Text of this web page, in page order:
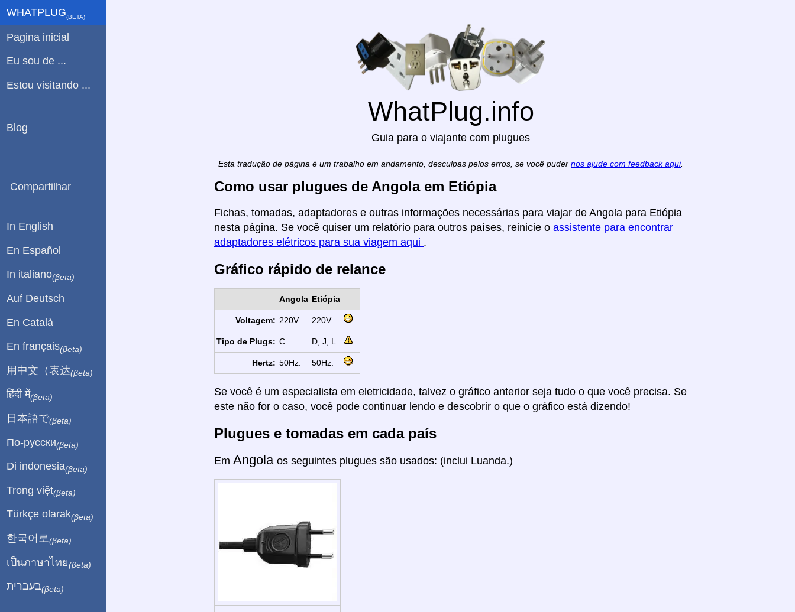
WhatPlug.info
Guia para o viajante com plugues
Esta tradução de página é um trabalho em andamento, desculpas pelos erros, se você puder nos ajude com feedback aqui.
Como usar plugues de Angola em Etiópia
Fichas, tomadas, adaptadores e outras informações necessárias para viajar de Angola para Etiópia
nesta página. Se você quiser um relatório para outros países, reinicie o assistente para encontrar
adaptadores elétricos para sua viagem aqui .
Gráfico rápido de relance
Angola Etiópia
Voltagem: 220V. 220V.
Tipo de Plugs: C. D, J, L.
Hertz: 50Hz. 50Hz.
Se você é um especialista em eletricidade, talvez o gráfico anterior seja tudo o que você precisa. Se
este não for o caso, você pode continuar lendo e descobrir o que o gráfico está dizendo!
Plugues e tomadas em cada país
Em Angola os seguintes plugues são usados: (inclui Luanda.)
WHATPLUG(ΒETA)
Pagina inicial
Eu sou de ...
Estou visitando ...
Blog
Compartilhar
In English
En Español
In italiano(βeta)
Auf Deutsch
En Català
En français(βeta)
用中文（表达(βeta)
हिंदी में(βeta)
日本語で(βeta)
По-русски(βeta)
Di indonesia(βeta)
Trong việt(βeta)
Türkçe olarak(βeta)
한국어로 (βeta)
เป็นภาษาไทย(βeta)
בעברית(βeta)